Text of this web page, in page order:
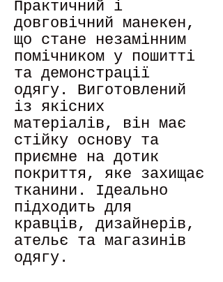
Практичний і
довговічний манекен,
що стане незамінним
помічником у пошитті
та демонстрації
одягу. Виготовлений
із якісних
матеріалів, він має
стійку основу та
приємне на дотик
покриття, яке захищає
тканини. Ідеально
підходить для
кравців, дизайнерів,
ательє та магазинів
одягу.